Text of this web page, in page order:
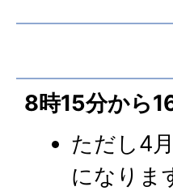
8時15分から
ただし4
になりま